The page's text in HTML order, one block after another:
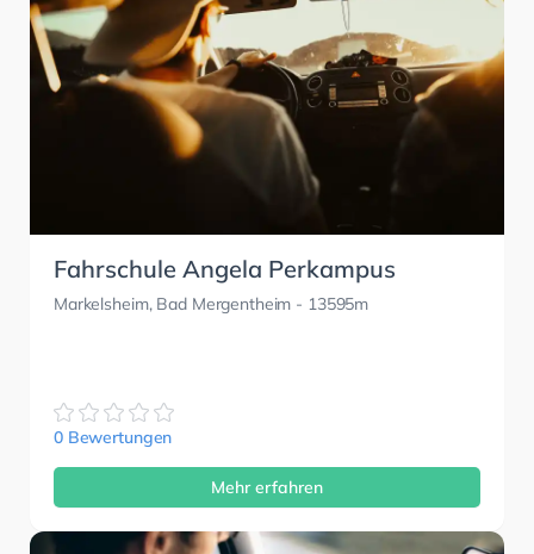
Fahrschule Angela Perkampus
Markelsheim, Bad Mergentheim - 13595m
0 Bewertungen
Mehr erfahren